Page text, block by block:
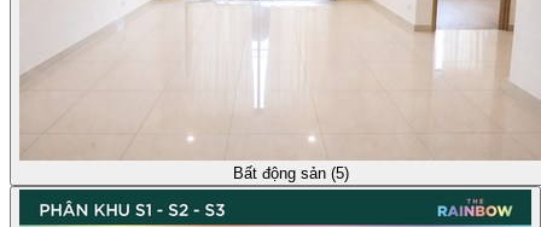
Bất động sản (5)